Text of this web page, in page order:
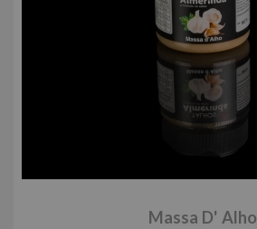
Massa D' Alho